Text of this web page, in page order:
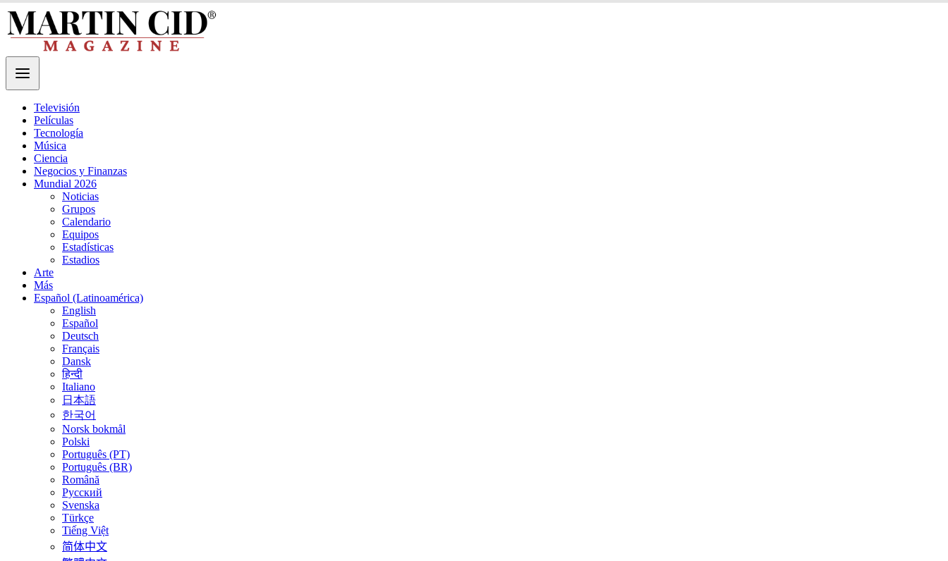
Televisión
Películas
Tecnología
Música
Ciencia
Negocios y Finanzas
Mundial 2026
Noticias
Grupos
Calendario
Equipos
Estadísticas
Estadios
Arte
Más
Español (Latinoamérica)
English
Español
Deutsch
Français
Dansk
हिन्दी
Italiano
日本語
한국어
Norsk bokmål
Polski
Português (PT)
Português (BR)
Română
Русский
Svenska
Türkçe
Tiếng Việt
简体中文